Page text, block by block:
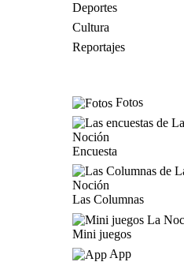
Deportes
Cultura
Reportajes
Fotos
Encuesta
Las Columnas
Mini juegos
App